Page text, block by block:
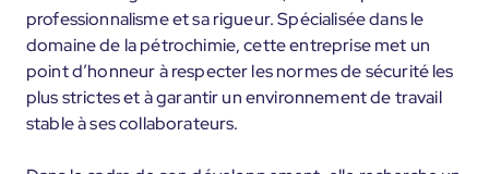
professionnalisme et sa rigueur. Spécialisée dans le
domaine de la pétrochimie, cette entreprise met un
point d’honneur à respecter les normes de sécurité les
plus strictes et à garantir un environnement de travail
stable à ses collaborateurs.